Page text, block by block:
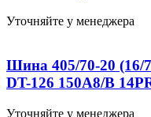
Уточняйте у менеджера
Шина 405/70-20 (16/
DT-126 150А8/В
Уточняйте у менеджера